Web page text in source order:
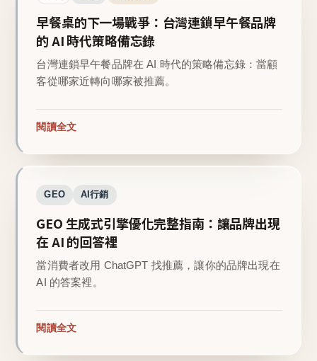
早餐桌的下一場戰爭：台灣連鎖早午餐品牌
的 AI 時代策略備忘錄
台灣連鎖早午餐品牌在 AI 時代的策略備忘錄：當顧
客從哪家近轉向哪家被推薦。
閱讀全文
GEO AI行銷
GEO 生成式引擎優化完整指南：讓品牌出現
在 AI 的回答裡
當消費者改用 ChatGPT 找推薦，讓你的品牌出現在
AI 的答案裡。
閱讀全文